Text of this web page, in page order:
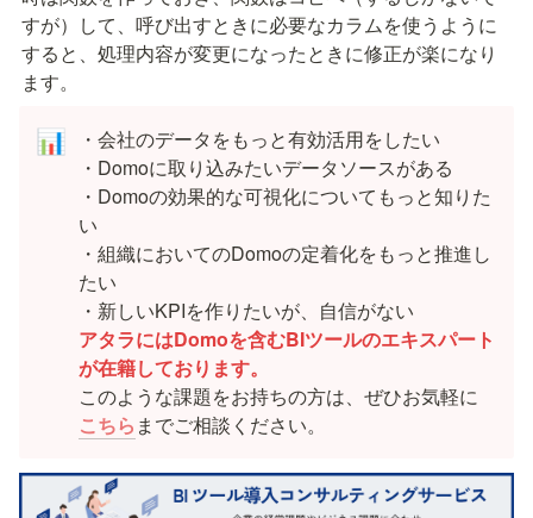
すが）して、呼び出すときに必要なカラムを使うように
すると、処理内容が変更になったときに修正が楽になり
ます。
📊
・会社のデータをもっと有効活用をしたい
・Domoに取り込みたいデータソースがある
・Domoの効果的な可視化についてもっと知りた
い
・組織においてのDomoの定着化をもっと推進し
たい
アタラにはDomoを含むBIツールのエキスパート
が在籍しております。
このような課題をお持ちの方は、ぜひお気軽に
こちら までご相談ください。